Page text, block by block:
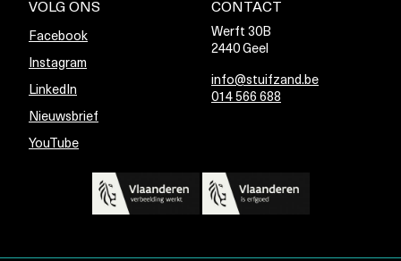
VOLG ONS
Facebook
Instagram
LinkedIn
Nieuwsbrief
YouTube
CONTACT
Werft 30B
2440 Geel
info@stuifzand.be
014 566 688